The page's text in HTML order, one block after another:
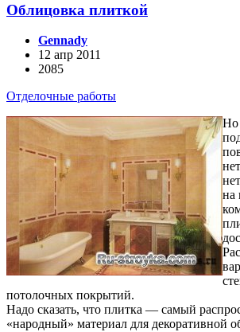
Облицовка плиткой
Gennady
12 апр 2011
2085
Отделочные работы
Но
на
потолочных покрытий.
Надо сказать, что плитка — самый
«народный» материал для декоративной